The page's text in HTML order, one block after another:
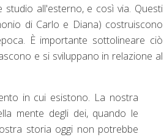
studio all'esterno, e così via. Questi
di Carlo e Diana) costruiscono
È importante sottolineare ciò
e si sviluppano in relazione al
in cui esistono. La nostra
mente degli dei, quando le
storia oggi non potrebbe